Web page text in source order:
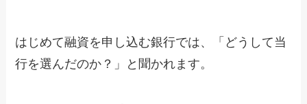
はじめて融資を申し込む銀行では、「どうして当
行を選んだのか？」と聞かれます。